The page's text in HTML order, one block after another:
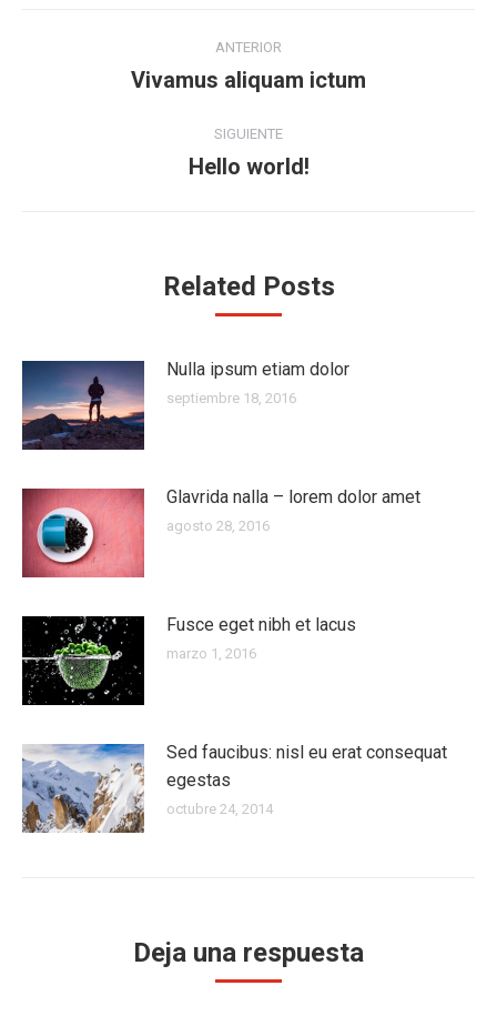
Navegación
publicaciones
ANTERIOR
Publicación
Vivamus aliquam ictum
SIGUIENTE
Publicación
Hello world!
Related Posts
Nulla ipsum etiam dolor
septiembre 18, 2016
Glavrida nalla – lorem dolor amet
agosto 28, 2016
Fusce eget nibh et lacus
marzo 1, 2016
Sed faucibus: nisl eu erat consequat
egestas
octubre 24, 2014
Deja una respuesta